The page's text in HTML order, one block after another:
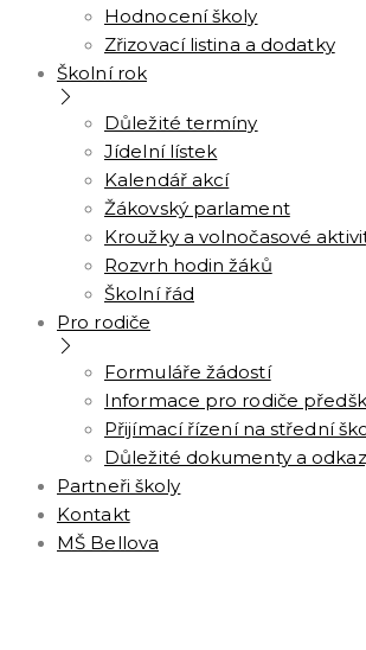
Hodnocení školy
Zřizovací listina a dodatky
Školní rok
Důležité termíny
Jídelní lístek
Kalendář akcí
Žákovský parlament
Kroužky a volnočasové
Rozvrh hodin žáků
Školní řád
Pro rodiče
Formuláře žádostí
Informace pro rodiče
Přijímací řízení na střední
Důležité dokumenty a
Partneři školy
Kontakt
MŠ Bellova